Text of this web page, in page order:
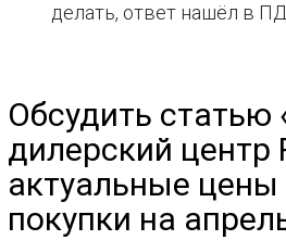
делать, ответ нашёл в
Обсудить статью
дилерский центр
актуальные цены
покупки на